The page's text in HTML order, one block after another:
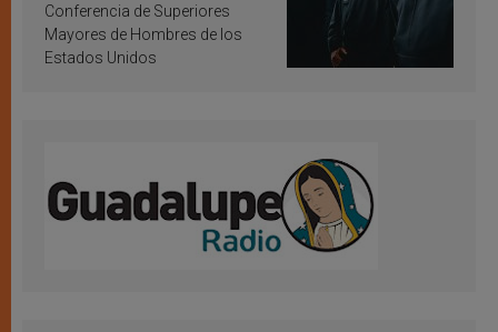
Conferencia de Superiores
Mayores de Hombres de los
Estados Unidos